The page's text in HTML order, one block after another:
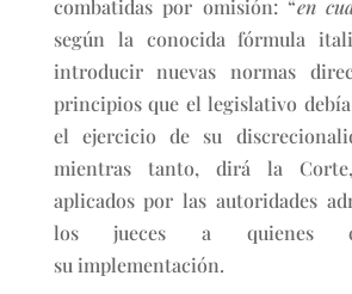
combatidas por omisión: “en
según la conocida fórmula
introducir nuevas normas
principios que el legislativo
el ejercicio de su
mientras tanto, dirá la
aplicados por las autoridades
los jueces a quienes
su implementación.